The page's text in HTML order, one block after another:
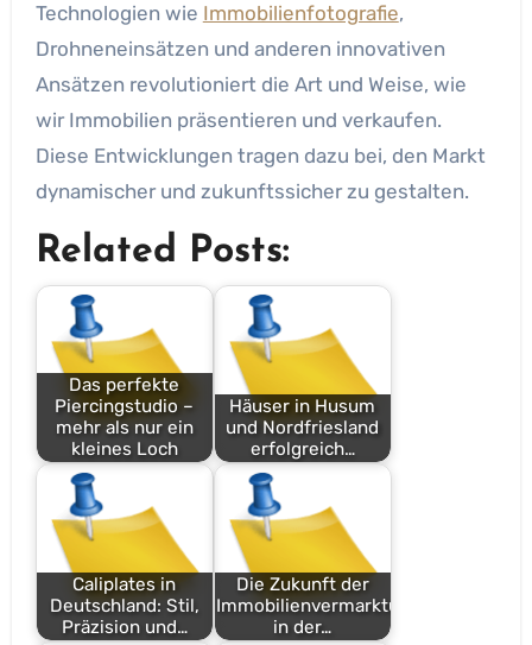
Technologien wie Immobilienfotografie,
Drohneneinsätzen und anderen innovativen
Ansätzen revolutioniert die Art und Weise, wie
wir Immobilien präsentieren und verkaufen.
Diese Entwicklungen tragen dazu bei, den Markt
dynamischer und zukunftssicher zu gestalten.
Related Posts:
Das perfekte
Piercingstudio –
mehr als nur ein
kleines Loch
Häuser in Husum
und Nordfriesland
erfolgreich…
Caliplates in
Deutschland: Stil,
Präzision und…
Die Zukunft der
Immobilienvermarktung
in der…